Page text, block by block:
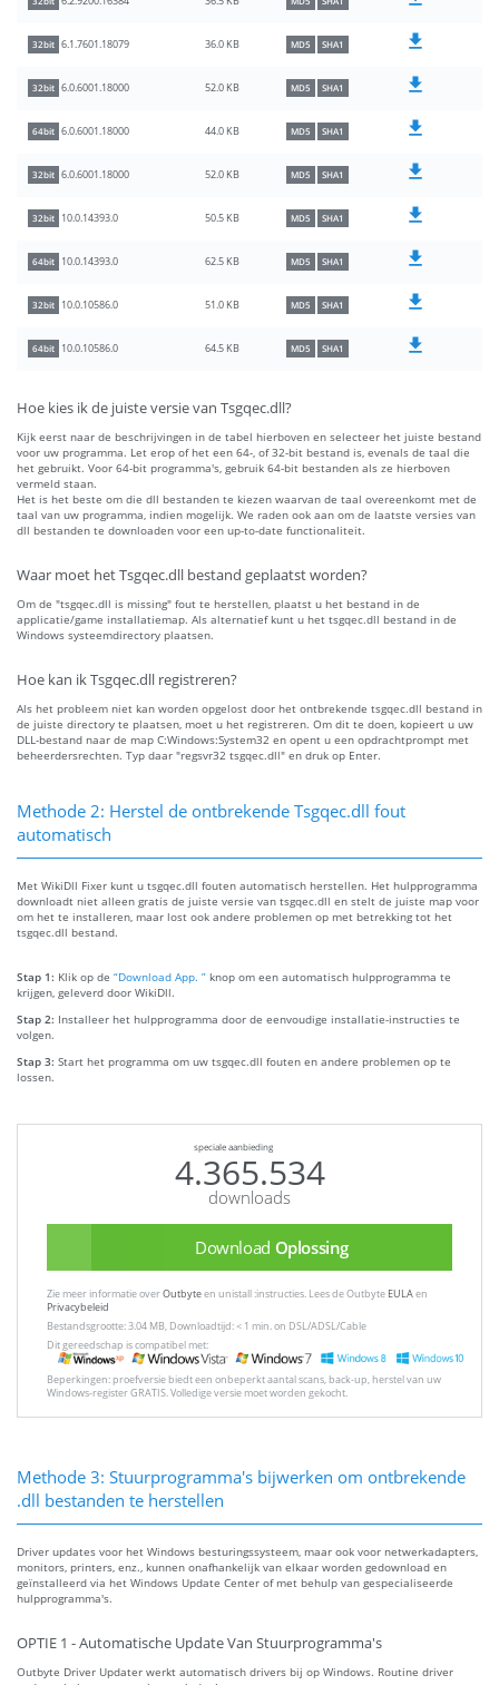
32bit 6.1.7601.18079 36.0 KB MD5 SHA1
32bit 6.0.6001.18000 52.0 KB MD5 SHA1
64bit 6.0.6001.18000 44.0 KB MD5 SHA1
32bit 6.0.6001.18000 52.0 KB MD5 SHA1
32bit 10.0.14393.0 50.5 KB MD5 SHA1
64bit 10.0.14393.0 62.5 KB MD5 SHA1
32bit 10.0.10586.0 51.0 KB MD5 SHA1
64bit 10.0.10586.0 64.5 KB MD5 SHA1
Hoe kies ik de juiste versie van Tsgqec.dll?
Kijk eerst naar de beschrijvingen in de tabel hierboven en selecteer het juiste bestand
voor uw programma. Let erop of het een 64-, of 32-bit bestand is, evenals de taal die
het gebruikt. Voor 64-bit programma's, gebruik 64-bit bestanden als ze hierboven
vermeld staan.
Het is het beste om die dll bestanden te kiezen waarvan de taal overeenkomt met de
taal van uw programma, indien mogelijk. We raden ook aan om de laatste versies van
dll bestanden te downloaden voor een up-to-date functionaliteit.
Waar moet het Tsgqec.dll bestand geplaatst worden?
Om de "tsgqec.dll is missing" fout te herstellen, plaatst u het bestand in de
applicatie/game installatiemap. Als alternatief kunt u het tsgqec.dll bestand in de
Windows systeemdirectory plaatsen.
Hoe kan ik Tsgqec.dll registreren?
Als het probleem niet kan worden opgelost door het ontbrekende tsgqec.dll bestand in
de juiste directory te plaatsen, moet u het registreren. Om dit te doen, kopieert u uw
DLL-bestand naar de map C:Windows:System32 en opent u een opdrachtprompt met
beheerdersrechten. Typ daar "regsvr32 tsgqec.dll" en druk op Enter.
Methode 2: Herstel de ontbrekende Tsgqec.dll fout
automatisch
Met WikiDll Fixer kunt u tsgqec.dll fouten automatisch herstellen. Het hulpprogramma
downloadt niet alleen gratis de juiste versie van tsgqec.dll en stelt de juiste map voor
om het te installeren, maar lost ook andere problemen op met betrekking tot het
tsgqec.dll bestand.
Stap 1: Klik op de “Download App. ” knop om een automatisch hulpprogramma te
krijgen, geleverd door WikiDll.
Stap 2: Installeer het hulpprogramma door de eenvoudige installatie-instructies te
volgen.
Stap 3: Start het programma om uw tsgqec.dll fouten en andere problemen op te
lossen.
speciale aanbieding
4.365.534
downloads
Download Oplossing
Zie meer informatie overOutbyteen unistall :instructies. Lees de Outbyte EULAen
Privacybeleid
Bestandsgrootte: 3.04 MB, Downloadtijd: < 1 min. on DSL/ADSL/Cable
Dit gereedschap is compatibel met:
Beperkingen: proefversie biedt een onbeperkt aantal scans, back-up, herstel van uw
Windows-register GRATIS. Volledige versie moet worden gekocht.
Methode 3: Stuurprogramma's bijwerken om ontbrekende
.dll bestanden te herstellen
Driver updates voor het Windows besturingssysteem, maar ook voor netwerkadapters,
monitors, printers, enz., kunnen onafhankelijk van elkaar worden gedownload en
geïnstalleerd via het Windows Update Center of met behulp van gespecialiseerde
hulpprogramma's.
OPTIE 1 - Automatische Update Van Stuurprogramma's
Outbyte Driver Updater werkt automatisch drivers bij op Windows. Routine driver